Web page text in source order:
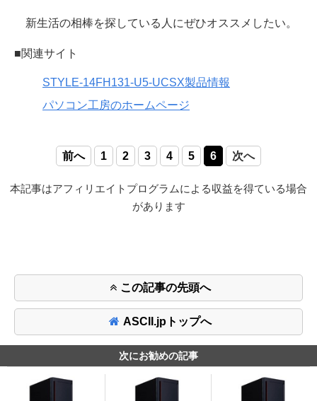
新生活の相棒を探している人にぜひオススメしたい。
■関連サイト
STYLE-14FH131-U5-UCSX製品情報
パソコン工房のホームページ
前へ 1 2 3 4 5 6 次へ
本記事はアフィリエイトプログラムによる収益を得ている場合
があります
この記事の先頭へ
ASCII.jpトップへ
次にお勧めの記事